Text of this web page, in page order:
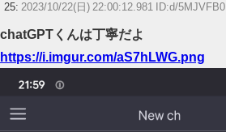
25: 2023/10/22(日) 22:00:12.981 ID:d/5MJVFB0
chatGPTくんは丁寧だよ
https://i.imgur.com/aS7hLWG.png